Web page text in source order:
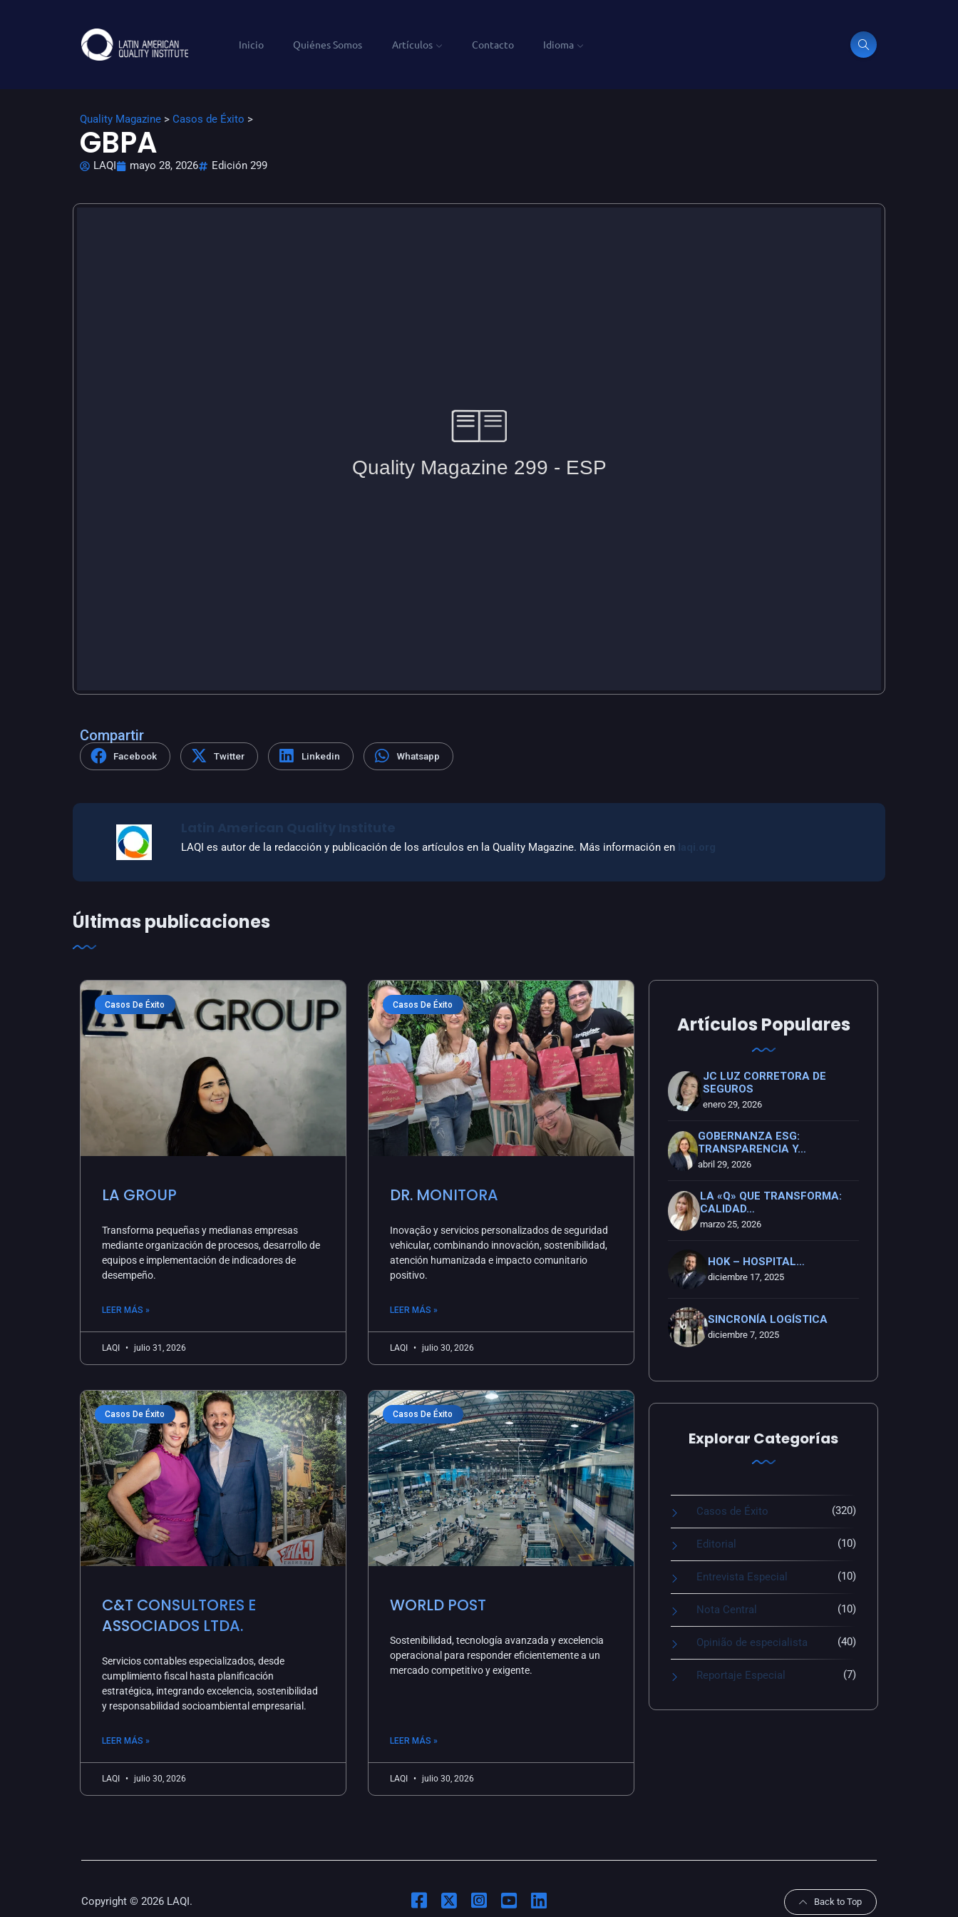
Inicio Quiénes Somos Artículos Contacto Idioma
Quality Magazine > Casos de Éxito >
GBPA
LAQI mayo 28, 2026 Edición 299
Compartir
Facebook Twitter Linkedin Whatsapp
LAQI es autor de la redacción y publicación de los artículos en la Quality Magazine. Más información en
Últimas publicaciones
Casos De Éxito
LA GROUP
Transforma pequeñas y medianas empresas
mediante organización de procesos, desarrollo de
equipos e implementación de indicadores de
desempeño.
LEER MÁS »
LAQI julio 31, 2026
Casos De Éxito
DR. MONITORA
Inovação y servicios personalizados de seguridad
vehicular, combinando innovación, sostenibilidad,
atención humanizada e impacto comunitario
positivo.
LEER MÁS »
LAQI julio 30, 2026
Casos De Éxito
C&T CONSULTORES E
ASSOCIADOS LTDA.
Servicios contables especializados, desde
cumplimiento fiscal hasta planificación
estratégica, integrando excelencia, sostenibilidad
y responsabilidad socioambiental empresarial.
LEER MÁS »
LAQI julio 30, 2026
Casos De Éxito
WORLD POST
Sostenibilidad, tecnología avanzada y excelencia
operacional para responder eficientemente a un
mercado competitivo y exigente.
LEER MÁS »
LAQI julio 30, 2026
Artículos Populares
JC LUZ CORRETORA DE
SEGUROS
enero 29, 2026
GOBERNANZA ESG:
TRANSPARENCIA Y…
abril 29, 2026
LA «Q» QUE TRANSFORMA:
CALIDAD…
marzo 25, 2026
HOK – HOSPITAL…
diciembre 17, 2025
SINCRONÍA LOGÍSTICA
diciembre 7, 2025
Explorar Categorías
Casos de Éxito (320)
Editorial (10)
Entrevista Especial (10)
Nota Central (10)
Opinião de especialista (40)
Reportaje Especial (7)
Copyright © 2026 LAQI. Back to Top